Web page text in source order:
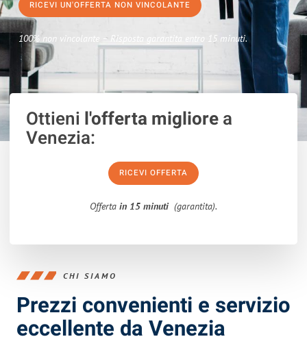
RICEVI UN'OFFERTA NON VINCOLANTE
100% non vincolante – Risposta garantita entro 15 minuti.
Ottieni l'offerta migliorea
Venezia:
RICEVI OFFERTA
Offerta in 15 minuti (garantita).
CHI SIAMO
Prezzi convenienti e servizio
eccellente da Venezia